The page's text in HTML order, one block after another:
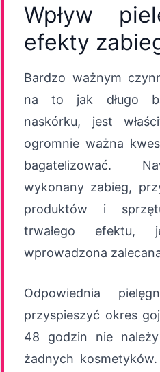
Wpływ
efekty
Bardzo ważnym
na to jak długo
naskórku, jest
ogromnie ważna
bagatelizować.
wykonany zabieg,
produktów i
trwałego efektu,
wprowadzona
Odpowiednia
przyspieszyć okres
48 godzin nie
żadnych